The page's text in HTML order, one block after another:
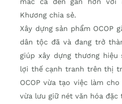
Khương chia sẻ.
Xây dựng sản phẩm OCOP
dân tộc đã và đang trở
giúp xây dựng thương hiệu
lợi thế cạnh tranh trên thị
OCOP vừa tạo việc làm
vừa lưu giữ nét văn hóa đặc